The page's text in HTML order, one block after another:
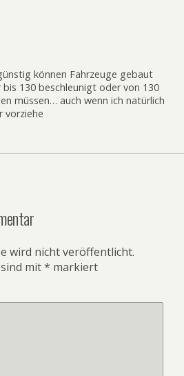
können Fahrzeuge gebaut
130 beschleunigt oder von 130
müssen… auch wenn ich natürlich
vorziehe
wird nicht veröffentlicht.
mit* markiert